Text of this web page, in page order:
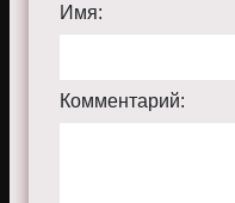
Имя:
Комментарий: